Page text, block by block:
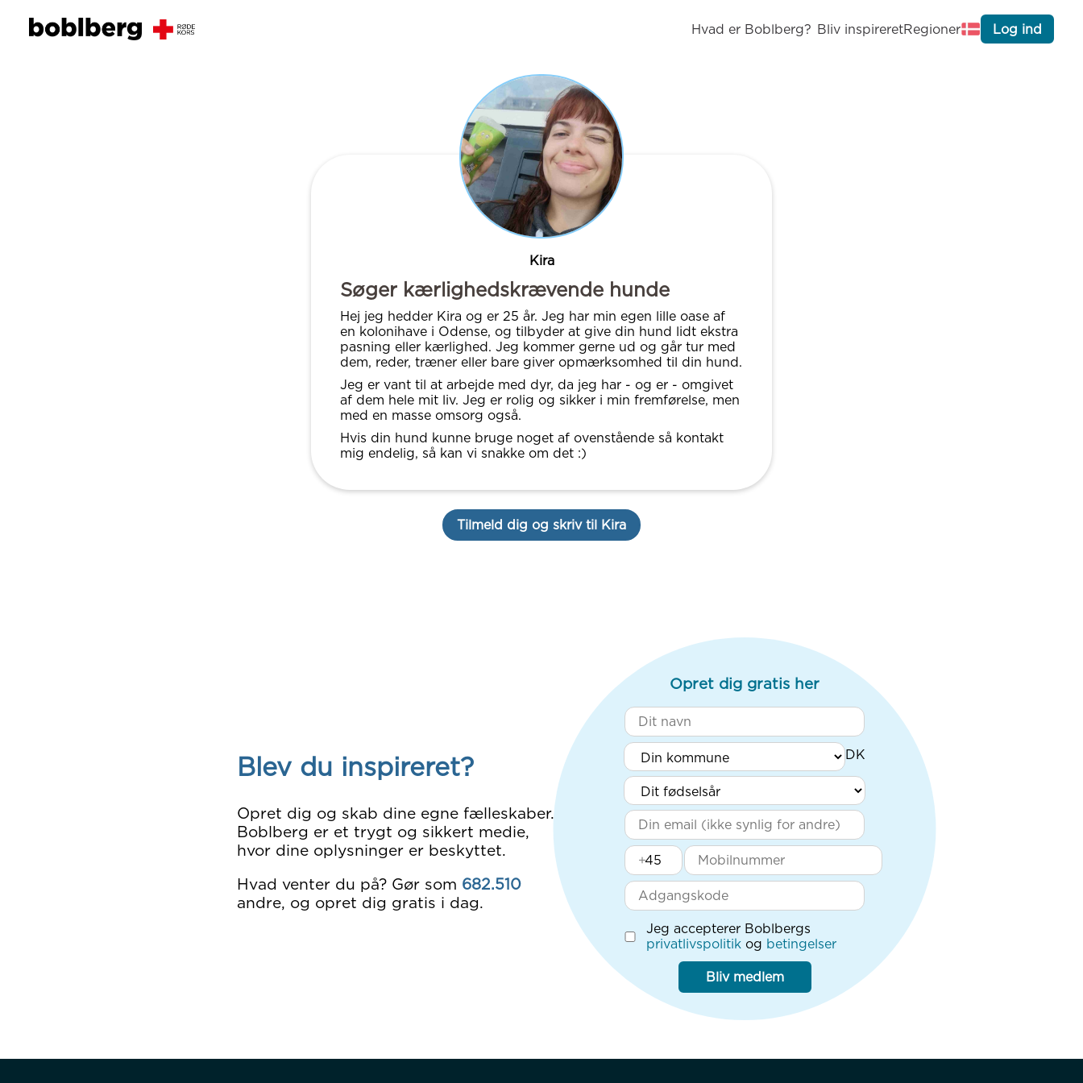
Hvad er Boblberg? Bliv inspireretRegioner Log ind
Kira
Søger kærlighedskrævende hunde
Hej jeg hedder Kira og er 25 år. Jeg har min egen lille oase af
en kolonihave i Odense, og tilbyder at give din hund lidt ekstra
pasning eller kærlighed. Jeg kommer gerne ud og går tur med
dem, reder, træner eller bare giver opmærksomhed til din hund.
Jeg er vant til at arbejde med dyr, da jeg har - og er - omgivet
af dem hele mit liv. Jeg er rolig og sikker i min fremførelse, men
med en masse omsorg også.
Hvis din hund kunne bruge noget af ovenstående så kontakt
mig endelig, så kan vi snakke om det :)
Tilmeld dig og skriv til Kira
Blev du inspireret?
Opret dig og skab dine egne fælleskaber.
Boblberg er et trygt og sikkert medie,
hvor dine oplysninger er beskyttet.
Hvad venter du på? Gør som 682.510
andre, og opret dig gratis i dag.
Opret dig gratis her
+
Jeg accepterer Boblbergs
privatlivspolitik og betingelser
Bliv medlem